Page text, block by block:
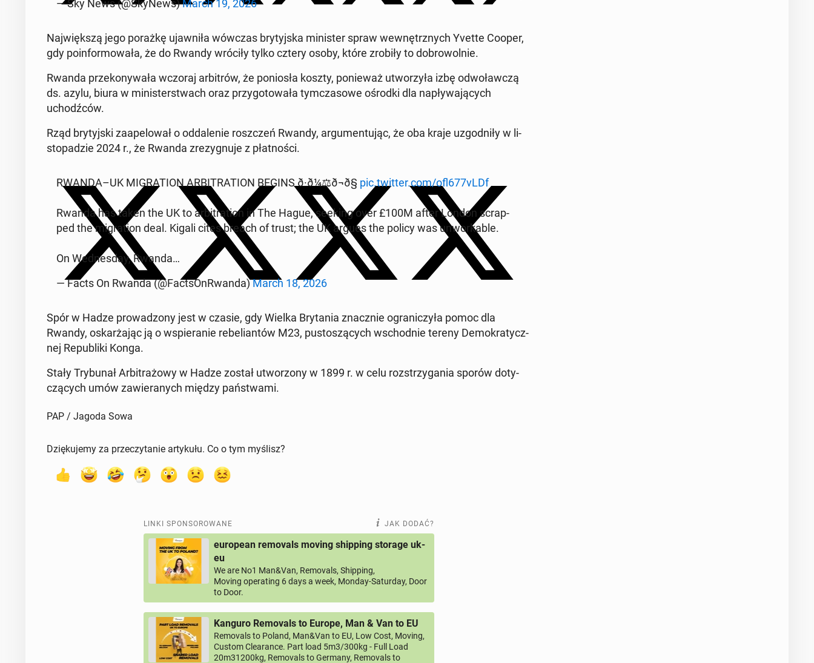
— Sky News (@SkyNews)March 19, 2026
Naj­więk­szą jego porażkę ujaw­ni­ła wówczas bry­tyj­ska mi­ni­ster spraw we­wnętrz­nych Yvette Cooper,
gdy po­in­for­mo­wa­ła, że do Rwandy wróciły tylko cztery osoby, które zrobiły to do­bro­wol­nie.
Rwanda prze­ko­ny­wa­ła wczoraj ar­bi­trów, że po­nio­sła koszty, po­nie­waż utwo­rzy­ła izbę od­wo­ław­czą
ds. azylu, biura w mi­ni­ster­stwach oraz przy­go­to­wa­ła tym­cza­so­we ośrodki dla na­pły­wa­ją­cych
uchodź­ców.
Rząd bry­tyj­ski za­ape­lo­wał o od­da­le­nie rosz­czeń Rwandy, ar­gu­men­tu­jąc, że oba kraje uzgod­ni­ły w li­
sto­pa­dzie 2024 r., że Rwanda zre­zy­gnu­je z płat­no­ści.
RWANDA–UK MI­GRA­TION AR­BI­TRA­TION BEGINS ð·ð¼⚖️ð¬ð§ pic.twitter.com/ofl677vLDf
Rwanda has taken the UK to ar­bi­tra­tion in The Hague, seeking over £100M after London scrap­
ped the mi­gra­tion deal. Kigali cites breach of trust; the UK argues the policy was unwor­ka­ble.
On We­dnes­day, Rwanda…
— Facts On Rwanda (@Fact­sOnR­wan­da)March 18, 2026
Spór w Hadze pro­wa­dzo­ny jest w czasie, gdy Wielka Bry­ta­nia znacz­nie ogra­ni­czy­ła pomoc dla
Rwandy, oskar­ża­jąc ją o wspie­ra­nie re­be­lian­tów M23, pu­sto­szą­cych wschod­nie tereny De­mo­kra­tycz­
nej Re­pu­bli­ki Konga.
Stały Try­bu­nał Ar­bi­tra­żo­wy w Hadze został utwo­rzo­ny w 1899 r. w celu roz­strzy­ga­nia sporów do­ty­
czą­cych umów za­wie­ra­nych między pań­stwa­mi.
PAP / Jagoda Sowa
Dziękujemy za przeczytanie artykułu. Co o tym myślisz?
LINKI SPONSOROWANE JAK DODAĆ?
european removals moving shipping storage uk-
eu
We are No1 Man&Van, Removals, Shipping,
Moving operating 6 days a week, Monday-Saturday, Door
to Door.
Kanguro Removals to Europe, Man & Van to EU
Removals to Poland, Man&Van to EU, Low Cost, Moving,
Custom Clearance. Part load 5m3/300kg - Full Load
20m31200kg, Removals to Germany, Removals to